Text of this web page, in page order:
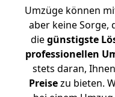
Umzüge können
aber keine Sorge,
diegünstigste
professionellen
stets daran, Ihnen
Preisezu bieten.